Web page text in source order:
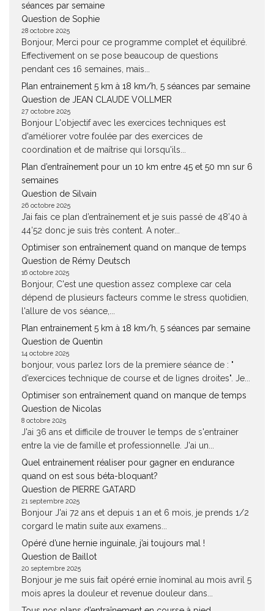
séances par semaine
Question de Sophie
28 octobre 2025
Bonjour, Merci pour ce programme complet et équilibré.
Effectivement on se pose beaucoup de questions
pendant ces 16 semaines, mais...
Plan entrainement 5 km à 18 km/h, 5 séances par semaine
Question de JEAN CLAUDE VOLLMER
27 octobre 2025
Bonjour L'objectif avec les exercices techniques est
d'améliorer votre foulée par des exercices de
coordination et de maîtrise qui lorsqu'ils...
Plan d’entraînement pour un 10 km entre 45 et 50 mn sur 6
semaines
Question de Silvain
26 octobre 2025
J’ai fais ce plan d’entraînement et je suis passé de 48’40 à
44’52 donc je suis très content. A noter...
Optimiser son entraînement quand on manque de temps
Question de Rémy Deutsch
16 octobre 2025
Bonjour, C'est une question assez complexe car cela
dépend de plusieurs facteurs comme le stress quotidien,
l'allure de vos séance,...
Plan entrainement 5 km à 18 km/h, 5 séances par semaine
Question de Quentin
14 octobre 2025
bonjour, vous parlez lors de la premiere séance de : "
d’exercices technique de course et de lignes droites". Je...
Optimiser son entraînement quand on manque de temps
Question de Nicolas
8 octobre 2025
J'ai 36 ans et difficile de trouver le temps de s'entrainer
entre la vie de famille et professionnelle. J'ai un...
Quel entrainement réaliser pour gagner en endurance
quand on est sous béta-bloquant?
Question de PIERRE GATARD
21 septembre 2025
Bonjour J'ai 72 ans et depuis 1 an et 6 mois, je prends 1/2
corgard le matin suite aux examens...
Opéré d’une hernie inguinale, j’ai toujours mal !
Question de Baillot
20 septembre 2025
Bonjour je me suis fait opéré ernie înominal au mois avril 5
mois apres la douleur et revenue douleur dans...